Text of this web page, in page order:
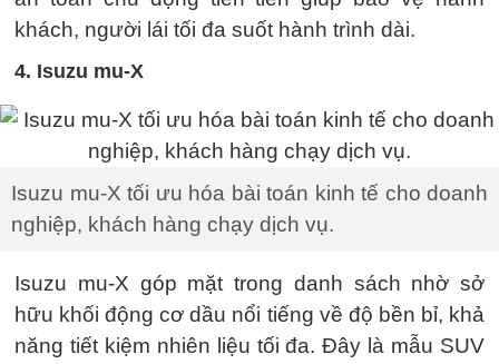
khách, người lái tối đa suốt hành trình dài.
4. Isuzu mu-X
Isuzu mu-X tối ưu hóa bài toán kinh tế cho doanh
nghiệp, khách hàng chạy dịch vụ.
Isuzu mu-X góp mặt trong danh sách nhờ sở
hữu khối động cơ dầu nổi tiếng về độ bền bỉ, khả
năng tiết kiệm nhiên liệu tối đa. Đây là mẫu SUV